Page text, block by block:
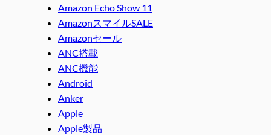
Amazon Echo Show 11
AmazonスマイルSALE
Amazonセール
ANC搭載
ANC機能
Android
Anker
Apple
Apple製品